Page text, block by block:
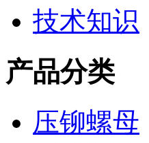
技术知识
产品分类
压铆螺母